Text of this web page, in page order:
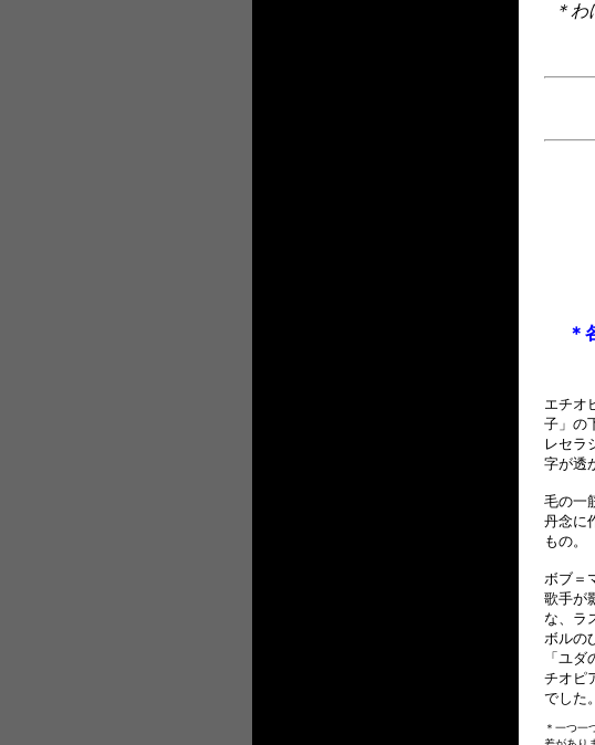
＊
＊
エチオ
子」の
レセラ
字が透
毛の一
丹念に
もの。
ボブ＝
歌手が
な、ラ
ボルの
「ユ
チオピ
でした。
＊一つ一